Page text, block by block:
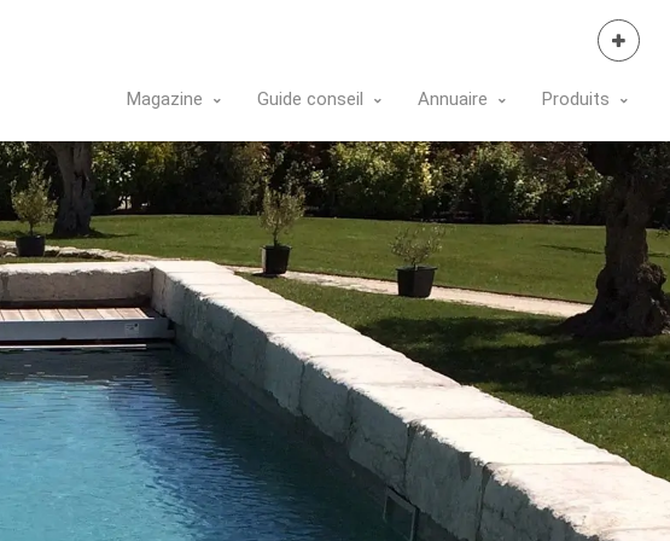
Magazine Guide conseil Annuaire Produits